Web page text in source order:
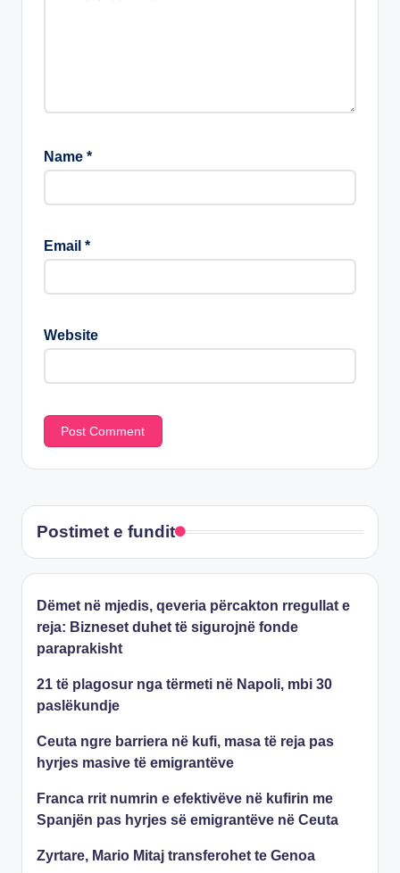
Name *
Email *
Website
Postimet e fundit
Dëmet në mjedis, qeveria përcakton rregullat e
reja: Bizneset duhet të sigurojnë fonde
paraprakisht
21 të plagosur nga tërmeti në Napoli, mbi 30
paslëkundje
Ceuta ngre barriera në kufi, masa të reja pas
hyrjes masive të emigrantëve
Franca rrit numrin e efektivëve në kufirin me
Spanjën pas hyrjes së emigrantëve në Ceuta
Zyrtare, Mario Mitaj transferohet te Genoa